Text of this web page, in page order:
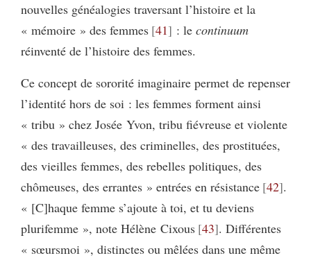
nouvelles généalogies traversant l’histoire et la
« mémoire » des femmes 41 : le continuum
réinventé de l’histoire des femmes.
Ce concept de sororité imaginaire permet de repenser
l’identité hors de soi : les femmes forment ainsi
« tribu » chez Josée Yvon, tribu fiévreuse et violente
« des travailleuses, des criminelles, des prostituées,
des vieilles femmes, des rebelles politiques, des
chômeuses, des errantes » entrées en résistance 42 .
« [C]haque femme s’ajoute à toi, et tu deviens
plurifemme », note Hélène Cixous 43 . Différentes
« sœursmoi », distinctes ou mêlées dans une même